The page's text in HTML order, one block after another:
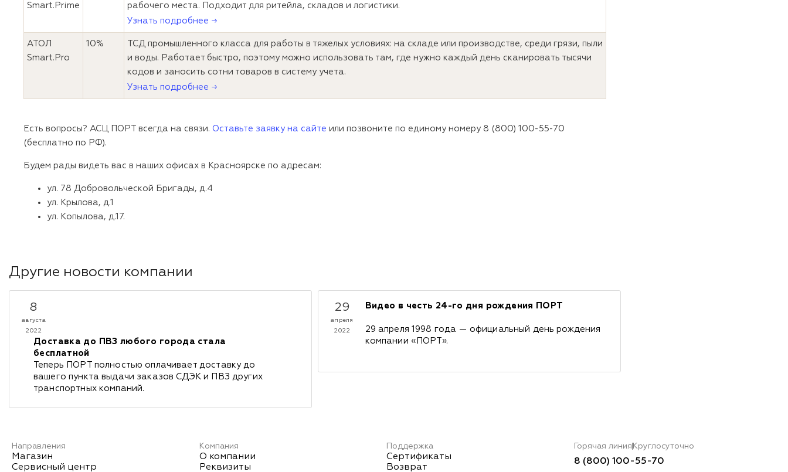
Smart.Prime
рабочего места. Подходит для ритейла, складов и логистики.
Узнать подробнее →
АТОЛ
Smart.Pro
10%
ТСД промышленного класса для работы в тяжелых условиях: на складе или производстве, среди грязи, пыли
и воды. Работает быстро, поэтому можно использовать там, где нужно каждый день сканировать тысячи
кодов и заносить сотни товаров в систему учета.
Узнать подробнее →
Есть вопросы? АСЦ ПОРТ всегда на связи. Оставьте заявку на сайте или позвоните по единому номеру 8 (800) 100-55-70
(бесплатно по РФ).
Будем рады видеть вас в наших офисах в Красноярске по адресам:
ул. 78 Добровольческой Бригады, д.4
ул. Крылова, д.1
ул. Копылова, д.17.
Другие новости компании
8
августа
2022
Доставка до ПВЗ любого города стала
бесплатной
Теперь ПОРТ полностью оплачивает доставку до
вашего пункта выдачи заказов СДЭК и ПВЗ других
транспортных компаний.
29
апреля
2022
Видео в честь 24-го дня рождения ПОРТ
29 апреля 1998 года — официальный день рождения
компании «ПОРТ».
Направления
Магазин
Сервисный центр
Компания
О компании
Реквизиты
Поддержка
Сертификаты
Возврат
Горячая линия Круглосуточно
8 (800) 100-55-70